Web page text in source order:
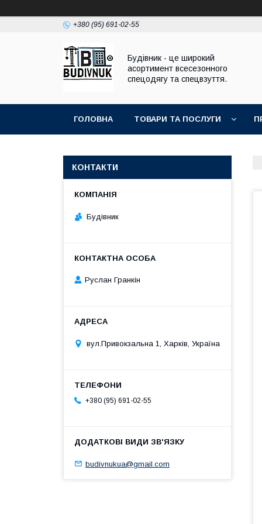
+380 (95) 691-02-55
Будівник - це широкий
асортимент всесезонного
спецодягу та спецвзуття.
ГОЛОВНА ТОВАРИ ТА ПОСЛУГИ
КОНТАКТИ
Будівник
Руслан Гранкін
вул.Привокзальна 1, Харків, Україна
+380 (95) 691-02-55
budivnukua@gmail.com